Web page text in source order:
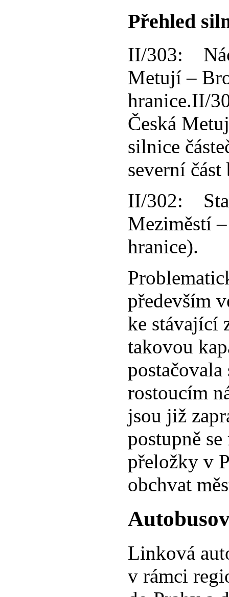
Přehled
II/303:
Metují –
hranice.II/
Česká
silnice
severní
II/302:
Meziměstí
hranice).
především
ke stávající
takovou
rostoucím
jsou již
postupně
přeložky v
obchvat
Linková
v rámci